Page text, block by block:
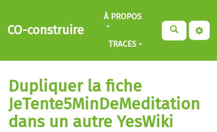
Aller au contenu principal
CO-construire
À PROPOS
TRACES
Dupliquer la fiche
JeTente5MinDeMeditation
dans un autre YesWiki